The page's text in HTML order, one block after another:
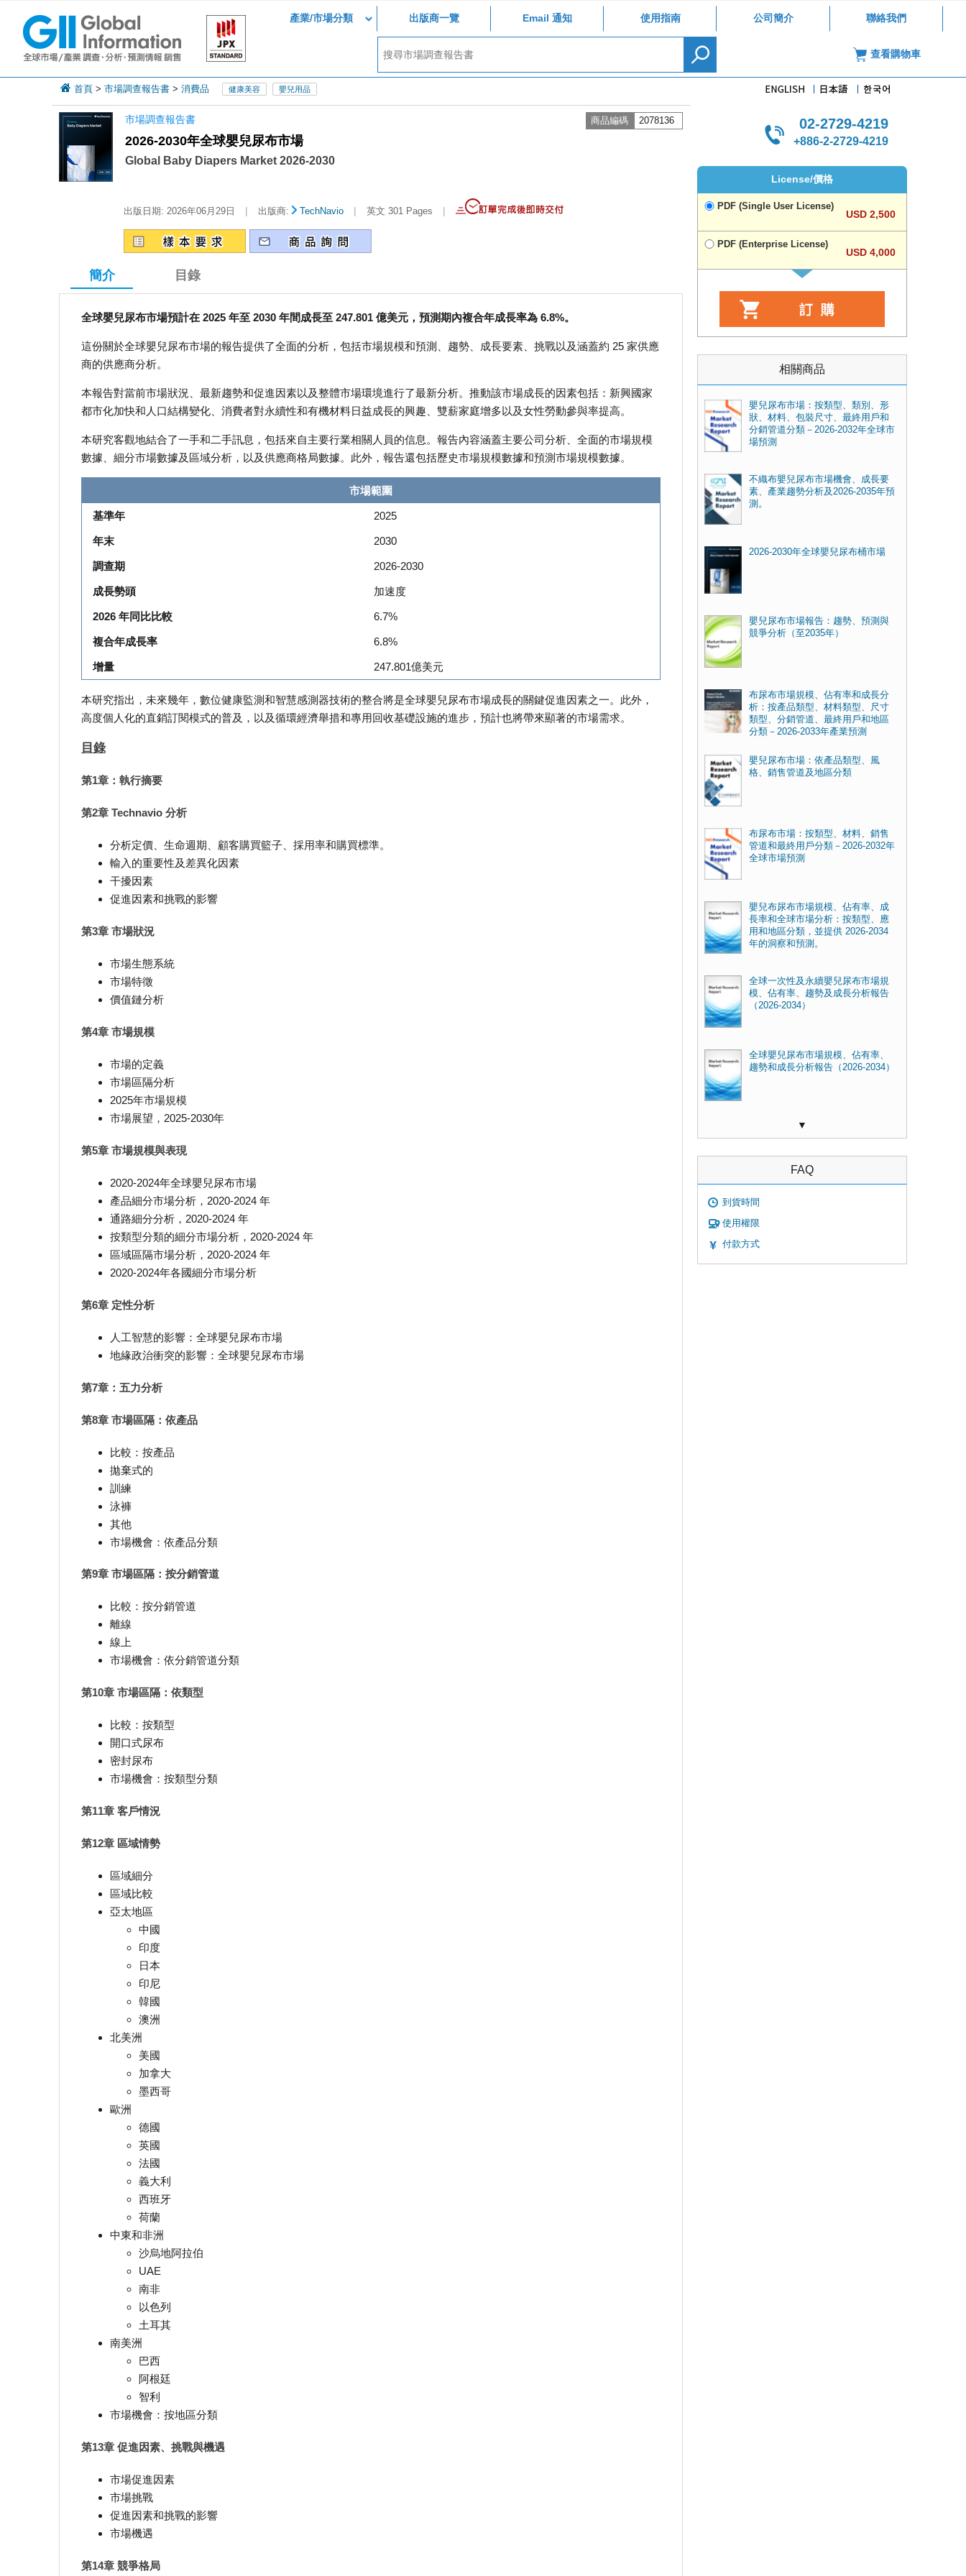
產業/市場分類 出版商一覽 Email 通知 使用指南 公司簡介 聯絡我們
查看購物車
首頁 > 市場調查報告書 > 消費品 健康美容 嬰兒用品
市場調查報告書 商品編碼 2078136
2026-2030年全球嬰兒尿布市場
Global Baby Diapers Market 2026-2030
出版日期: 2026年06月29日 | 出版商: TechNavio | 英文 301 Pages |
簡介 目錄
全球嬰兒尿布市場預計在 2025 年至 2030 年間成長至 247.801 億美元，預測期內複合年成長率為 6.8%。
這份關於全球嬰兒尿布市場的報告提供了全面的分析，包括市場規模和預測、趨勢、成長要素、挑戰以及涵蓋約 25 家供應
商的供應商分析。
本報告對當前市場狀況、最新趨勢和促進因素以及整體市場環境進行了最新分析。推動該市場成長的因素包括：新興國家
都市化加快和人口結構變化、消費者對永續性和有機材料日益成長的興趣、雙薪家庭增多以及女性勞動參與率提高。
本研究客觀地結合了一手和二手訊息，包括來自主要行業相關人員的信息。報告內容涵蓋主要公司分析、全面的市場規模
數據、細分市場數據及區域分析，以及供應商格局數據。此外，報告還包括歷史市場規模數據和預測市場規模數據。
市場範圍
基準年 2025
年末 2030
調查期 2026-2030
成長勢頭 加速度
2026 年同比比較 6.7%
複合年成長率 6.8%
增量 247.801億美元
本研究指出，未來幾年，數位健康監測和智慧感測器技術的整合將是全球嬰兒尿布市場成長的關鍵促進因素之一。此外，
高度個人化的直銷訂閱模式的普及，以及循環經濟舉措和專用回收基礎設施的進步，預計也將帶來顯著的市場需求。
目錄
第1章：執行摘要
第2章 Technavio 分析
分析定價、生命週期、顧客購買籃子、採用率和購買標準。
輸入的重要性及差異化因素
干擾因素
促進因素和挑戰的影響
第3章 市場狀況
市場生態系統
市場特徵
價值鏈分析
第4章 市場規模
市場的定義
市場區隔分析
2025年市場規模
市場展望，2025-2030年
第5章 市場規模與表現
2020-2024年全球嬰兒尿布市場
產品細分市場分析，2020-2024 年
通路細分分析，2020-2024 年
按類型分類的細分市場分析，2020-2024 年
區域區隔市場分析，2020-2024 年
2020-2024年各國細分市場分析
第6章 定性分析
人工智慧的影響：全球嬰兒尿布市場
地緣政治衝突的影響：全球嬰兒尿布市場
第7章：五力分析
第8章 市場區隔：依產品
比較：按產品
拋棄式的
訓練
泳褲
其他
市場機會：依產品分類
第9章 市場區隔：按分銷管道
比較：按分銷管道
離線
線上
市場機會：依分銷管道分類
第10章 市場區隔：依類型
比較：按類型
開口式尿布
密封尿布
市場機會：按類型分類
第11章 客戶情況
第12章 區域情勢
區域細分
區域比較
亞太地區
中國
印度
日本
印尼
韓國
澳洲
北美洲
美國
加拿大
墨西哥
歐洲
德國
英國
法國
義大利
西班牙
荷蘭
中東和非洲
沙烏地阿拉伯
UAE
南非
以色列
土耳其
南美洲
巴西
阿根廷
智利
市場機會：按地區分類
第13章 促進因素、挑戰與機遇
市場促進因素
市場挑戰
促進因素和挑戰的影響
市場機遇
第14章 競爭格局
02-2729-4219
+886-2-2729-4219
License/價格
PDF (Single User License)
USD 2,500
PDF (Enterprise License)
USD 4,000
相關商品
嬰兒尿布市場：按類型、類別、形
狀、材料、包裝尺寸、最終用戶和
分銷管道分類－2026-2032年全球市
場預測
不織布嬰兒尿布市場機會、成長要
素、產業趨勢分析及2026-2035年預
測。
2026-2030年全球嬰兒尿布桶市場
嬰兒尿布市場報告：趨勢、預測與
競爭分析（至2035年）
布尿布市場規模、佔有率和成長分
析：按產品類型、材料類型、尺寸
類型、分銷管道、最終用戶和地區
分類－2026-2033年產業預測
嬰兒尿布市場：依產品類型、風
格、銷售管道及地區分類
布尿布市場：按類型、材料、銷售
管道和最終用戶分類－2026-2032年
全球市場預測
嬰兒布尿布市場規模、佔有率、成
長率和全球市場分析：按類型、應
用和地區分類，並提供 2026-2034
年的洞察和預測。
全球一次性及永續嬰兒尿布市場規
模、佔有率、趨勢及成長分析報告
（2026-2034）
全球嬰兒尿布市場規模、佔有率、
趨勢和成長分析報告（2026-2034）
▼
FAQ
到貨時間
使用權限
付款方式